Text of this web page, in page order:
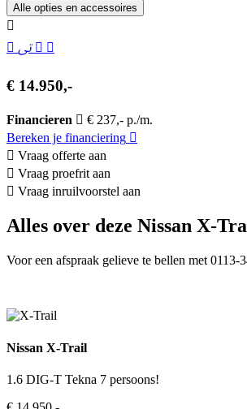
Alle opties en accessoires
€ 14.950,-
Financieren
€ 237,- p./m.
Bereken je financiering
Vraag offerte aan
Vraag proefrit aan
Vraag inruilvoorstel aan
Alles over deze Nissan X-
Voor een afspraak gelieve te bellen met 0113-
Nissan X-Trail
1.6 DIG-T Tekna 7 persoons!